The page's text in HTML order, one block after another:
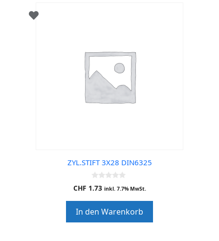
ZYL.STIFT 3X28 DIN6325
0
o
o
f
5
CHF 1.73 inkl. 7.7% MwSt.
In den Warenkorb